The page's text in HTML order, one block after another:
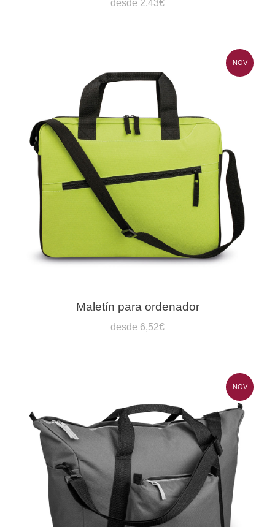
desde 2,43€
NOV
Maletín para ordenador
desde 6,52€
NOV